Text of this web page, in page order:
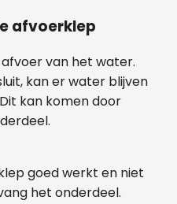
afvoerklep
van het water.
kan er water blijven
kan komen door
goed werkt en niet
het onderdeel.